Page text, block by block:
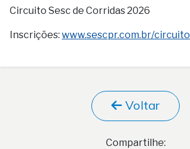
Circuito Sesc de Corridas 2026
Inscrições: www.sescpr.com.br/circuito
Voltar
Compartilhe: